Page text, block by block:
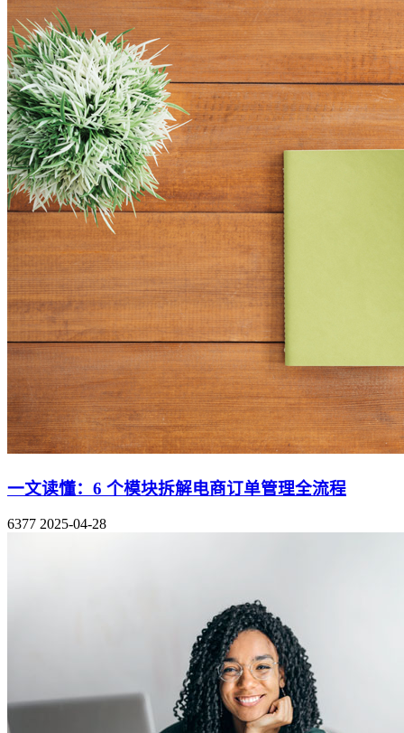
一文读懂：6 个模块拆解电商订单管理全流程
6377 2025-04-28